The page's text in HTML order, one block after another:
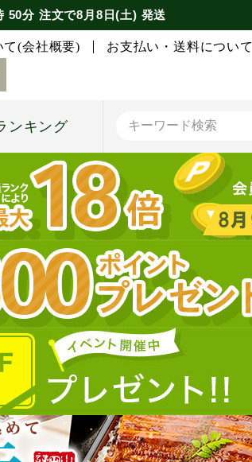
50分注文で8月8日(土) 発送
て(会社概要) お支払い・送料について
ンキング